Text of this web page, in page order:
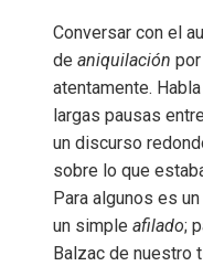
Conversar con el
de aniquilación
atentamente.
largas pausas
un discurso
sobre lo que
Para algunos es
un simple afilado;
Balzac de nuestro